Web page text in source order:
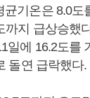
기온은 8.0도
까지 급상승했
일에 16.2도를
돌연 급락했다.